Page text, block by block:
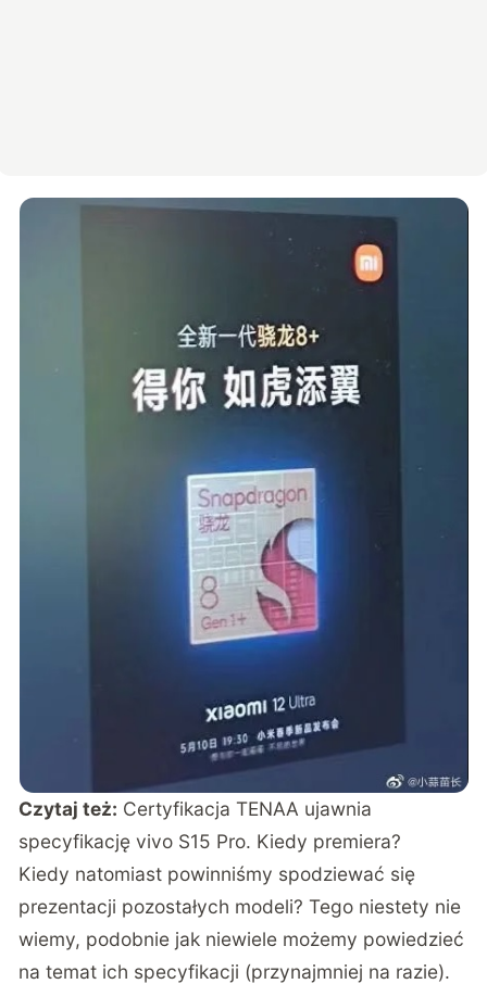
Czytaj też: Certyfikacja TENAA ujawnia
specyfikację vivo S15 Pro. Kiedy premiera?
Kiedy natomiast powinniśmy spodziewać się
prezentacji pozostałych modeli? Tego niestety nie
wiemy, podobnie jak niewiele możemy powiedzieć
na temat ich specyfikacji (przynajmniej na razie).